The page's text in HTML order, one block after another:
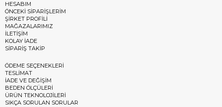
HESABIM
ÖNCEKİ SİPARİŞLERİM
ŞİRKET PROFİLİ
MAĞAZALARIMIZ
İLETİŞİM
KOLAY İADE
SİPARİŞ TAKİP
ÖDEME SEÇENEKLERİ
TESLİMAT
İADE VE DEĞİŞİM
BEDEN ÖLÇÜLERİ
ÜRÜN TEKNOLOJİLERİ
SIKÇA SORULAN SORULAR